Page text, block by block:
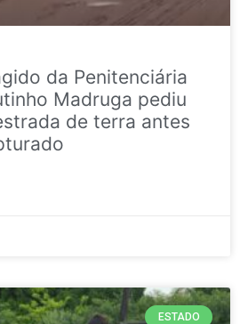
da Penitenciária
Madruga pediu
de terra antes
ESTADO